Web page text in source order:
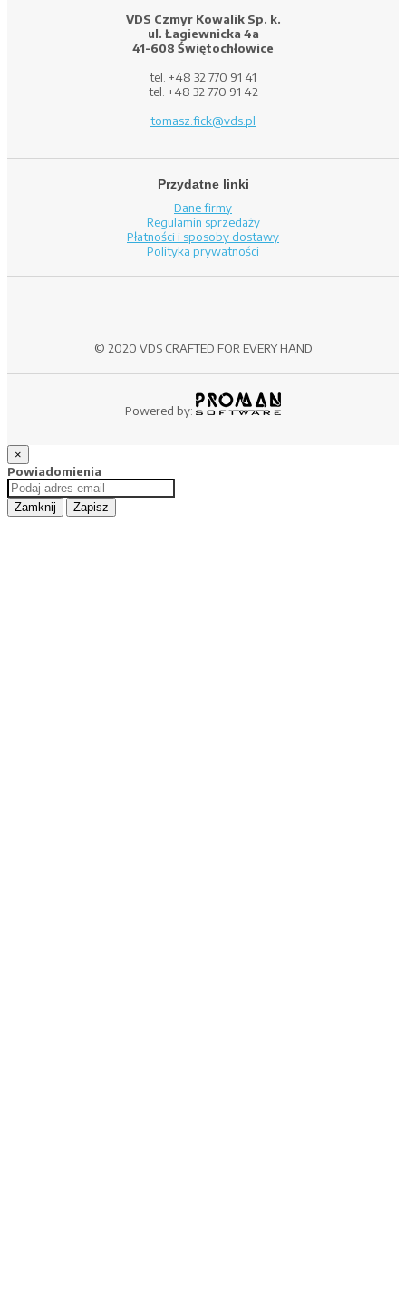
VDS Czmyr Kowalik Sp. k.
ul. Łagiewnicka 4a
41-608 Świętochłowice
tel. +48 32 770 91 41
tel. +48 32 770 91 42
tomasz.fick@vds.pl
Przydatne linki
Dane firmy
Regulamin sprzedaży
Płatności i sposoby dostawy
Polityka prywatności
© 2020 VDS CRAFTED FOR EVERY HAND
Powered by:
×
Powiadomienia
Zamknij Zapisz